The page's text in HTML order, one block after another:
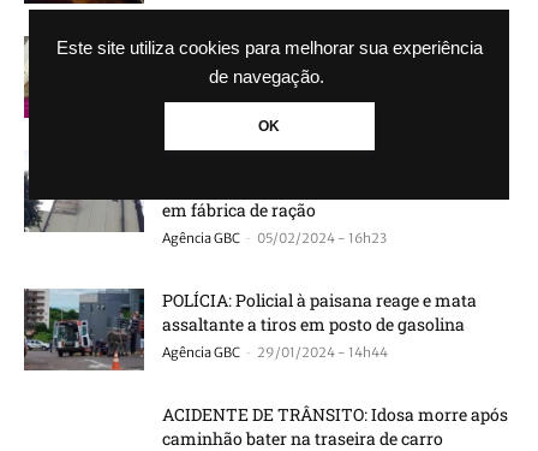
Este site utiliza cookies para melhorar sua experiência
de navegação.
OK
BR-386: Policial Penal morre após colisão
frontal entre carro e van
Agência GBC - 01/03/2024 - 10h49
em fábrica de ração
Agência GBC - 05/02/2024 - 16h23
POLÍCIA: Policial à paisana reage e mata
assaltante a tiros em posto de gasolina
Agência GBC - 29/01/2024 - 14h44
ACIDENTE DE TRÂNSITO: Idosa morre após
caminhão bater na traseira de carro